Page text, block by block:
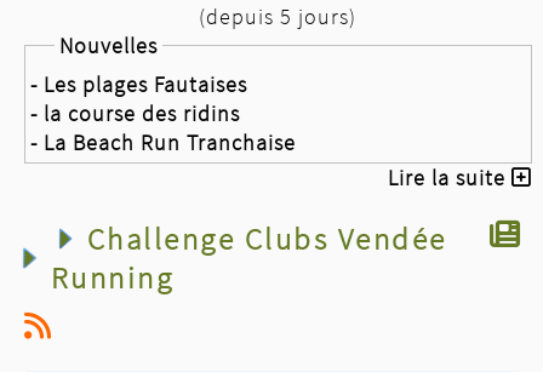
(depuis 5 jours)
Nouvelles
- Les plages Fautaises
- la course des ridins
- La Beach Run Tranchaise
Lire la suite
Challenge Clubs Vendée
Running